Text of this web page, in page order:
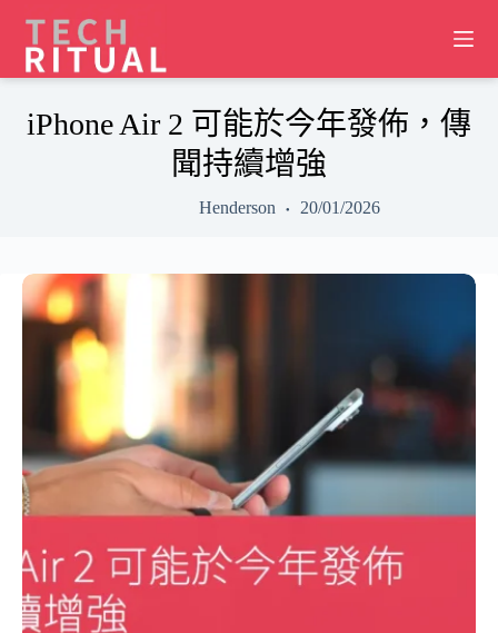
content
iPhone Air 2 可能於今年發佈，傳
聞持續增強
Henderson 20/01/2026